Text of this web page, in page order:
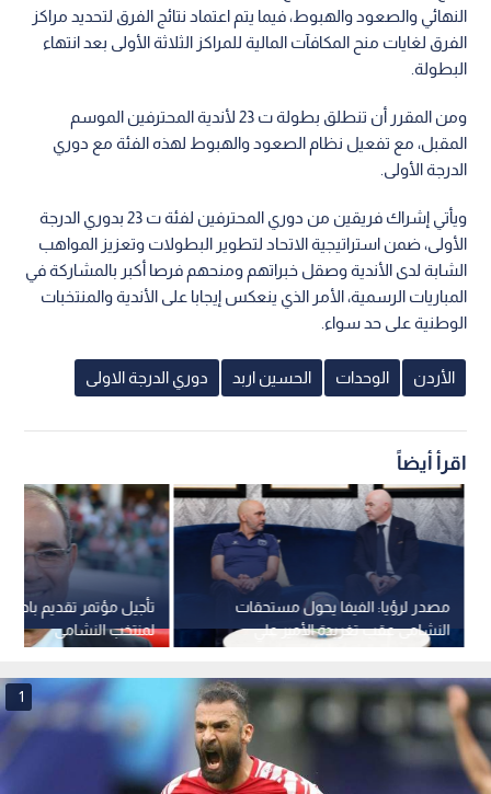
النهائي والصعود والهبوط، فيما يتم اعتماد نتائج الفرق لتحديد مراكز
الفرق لغايات منح المكافآت المالية للمراكز الثلاثة الأولى بعد انتهاء
البطولة.
ومن المقرر أن تنطلق بطولة ت 23 لأندية المحترفين الموسم
المقبل، مع تفعيل نظام الصعود والهبوط لهذه الفئة مع دوري
الدرجة الأولى.
ويأتي إشراك فريقين من دوري المحترفين لفئة ت 23 بدوري الدرجة
الأولى، ضمن استراتيجية الاتحاد لتطوير البطولات وتعزيز المواهب
الشابة لدى الأندية وصقل خبراتهم ومنحهم فرصا أكبر بالمشاركة في
المباريات الرسمية، الأمر الذي ينعكس إيجابا على الأندية والمنتخبات
الوطنية على حد سواء.
الأردن الوحدات الحسين اربد دوري الدرجة الاولى
اقرأ أيضاً
تأجيل مؤتمر تقديم بادو
لمنتخب النشامى
مصدر لرؤيا: الفيفا يحول مستحقات
النشامى عقب تغريدة الأمير علي
1